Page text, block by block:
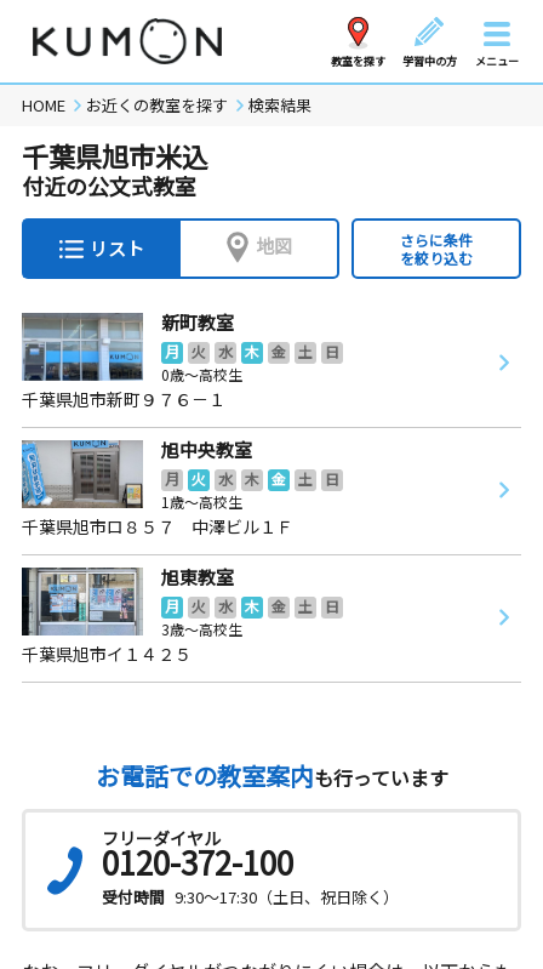
教室を探す 学習中の方 メニュー
HOME お近くの教室を探す 検索結果
千葉県旭市米込
付近の公文式教室
リスト 地図
さらに条件
を絞り込む
新町教室
月 火 水 木 金 土
日
0歳～高校生
千葉県旭市新町９７６－１
旭中央教室
月 火 水 木 金 土
日
1歳～高校生
千葉県旭市ロ８５７ 中澤ビル１Ｆ
旭東教室
月 火 水 木 金 土
日
3歳～高校生
千葉県旭市イ１４２５
お電話での教室案内も行っています
フリーダイヤル
0120-372-100
受付時間 9:30～17:30（土日、祝日除く）